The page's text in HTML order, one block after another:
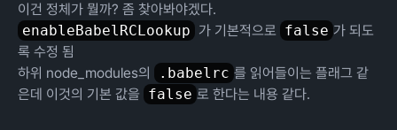
이건 정체가 뭘까? 좀 찾아봐야겠다.
enableBabelRCLookup 가 기본적으로 false 가 되도
록 수정 됨
하위 node_modules의
.babelrc 를 읽어들이는 플래그 같
은데 이것의 기본 값을 false 로 한다는 내용 같다.